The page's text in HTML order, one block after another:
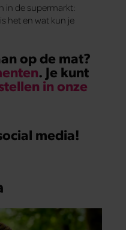
in de supermarkt:
het en wat kun je
op de mat?
. Je kunt
in onze
media!